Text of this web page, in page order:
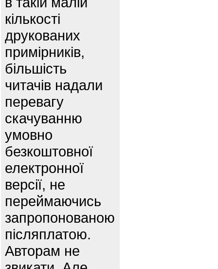
кількості
друкованих
примірників,
більшість
читачів надали
перевагу
скачуванню
умовно
безкоштовної
електронної
версії, не
переймаючись
запропонованою
післяплатою.
Авторам не